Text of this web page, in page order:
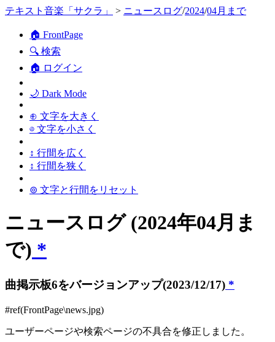
テキスト音楽「サクラ」 > ニュースログ/2024/04月まで
🏠 FrontPage
🔍 検索
🏠 ログイン
🌙 Dark Mode
⊕ 文字を大きく
⊖ 文字を小さく
↕ 行間を広く
↕ 行間を狭く
⊚ 文字と行間をリセット
ニュースログ (2024年04月ま
で) *
曲掲示板6をバージョンアップ(2023/12/17) *
#ref(FrontPage\news.jpg)
ユーザーページや検索ページの不具合を修正しました。